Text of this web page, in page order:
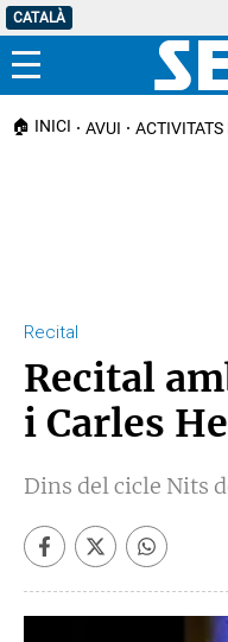
CATALÀ
Menú
🏠 INICI AVUI
Recital
Recital
i Carles
Dins del cicle Nits